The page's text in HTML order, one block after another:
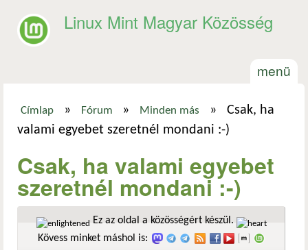
Linux Mint Magyar Közösség
menü
Jelenlegi hely
Címlap » Fórum » Minden más »
Csak, ha
valami egyebet szeretnél mondani :-)
Csak, ha valami egyebet
szeretnél mondani :-)
Ez az oldal a közösségért készül.
Kövess minket máshol is: